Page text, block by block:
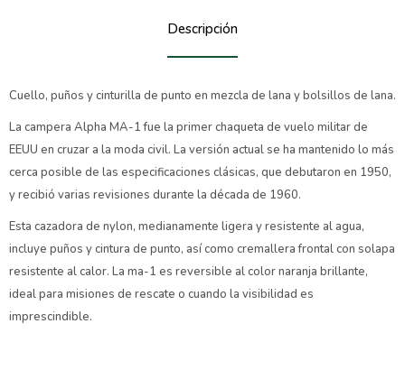
Descripción
Cuello, puños y cinturilla de punto en mezcla de lana y bolsillos de lana.
La campera Alpha MA-1 fue la primer chaqueta de vuelo militar de
EEUU en cruzar a la moda civil. La versión actual se ha mantenido lo más
cerca posible de las especificaciones clásicas, que debutaron en 1950,
y recibió varias revisiones durante la década de 1960.
Esta cazadora de nylon, medianamente ligera y resistente al agua,
incluye puños y cintura de punto, así como cremallera frontal con solapa
resistente al calor. La ma-1 es reversible al color naranja brillante,
ideal para misiones de rescate o cuando la visibilidad es
imprescindible.